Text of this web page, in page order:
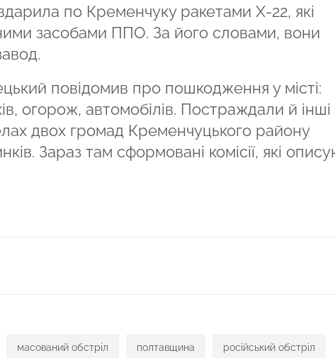
по Кременчуку ракетами Х-22, які
засобами ППО. За його словами, вони
повідомив про пошкодження у місті:
огорож, автомобілів. Постраждали й інші
двох громад Кременчуцького району
Зараз там сформовані комісії, які
масований обстріл полтавщина російський обстріл